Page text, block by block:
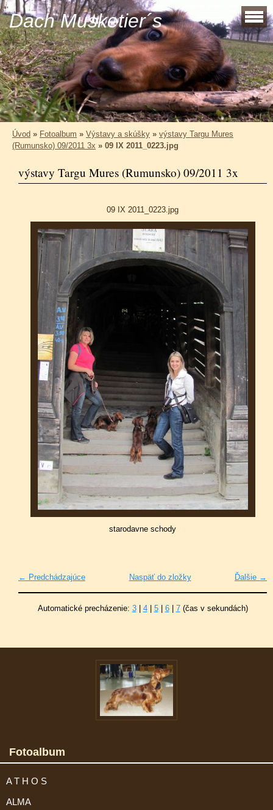
Dach Musketier´s
Úvod » Fotoalbum » Výstavy a skúšky » výstavy Targu Mures
(Rumunsko) 09/2011 3x » 09 IX 2011_0223.jpg
výstavy Targu Mures (Rumunsko) 09/2011 3x
09 IX 2011_0223.jpg
starodavne schody
← Predchádzajúce Ďalšie →
Naspäť do zložky
Automatické precházenie: 3| 4| 5| 6| 7(čas v sekundách)
Fotoalbum
A T H O S
ALMA